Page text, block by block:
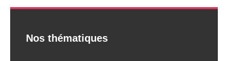
Nos thématiques